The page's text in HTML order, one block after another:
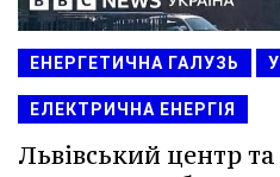
ЕНЕРГЕТИЧНА ГАЛУЗЬ
ЕЛЕКТРИЧНА ЕНЕРГІЯ
Львівський центр